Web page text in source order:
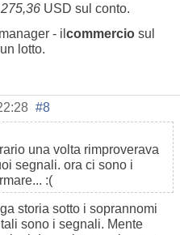
USD sul conto.
- il commercio sul
lotto.
#8
una volta rimproverava
segnali. ora ci sono i
:(
storia sotto i soprannomi
sono i segnali. Mente